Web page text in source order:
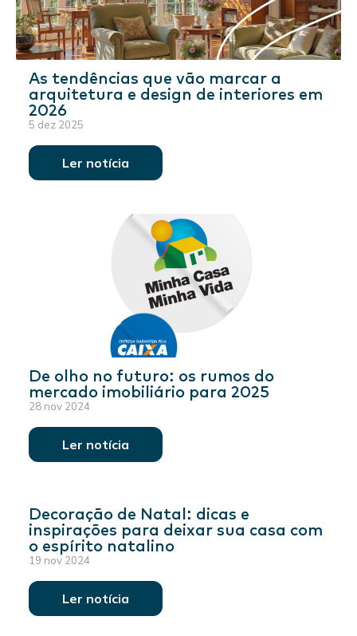
As tendências que vão marcar a
arquitetura e design de interiores em
2026
5 dez 2025
Ler notícia
De olho no futuro: os rumos do
mercado imobiliário para 2025
28 nov 2024
Ler notícia
Decoração de Natal: dicas e
inspirações para deixar sua casa com
o espírito natalino
19 nov 2024
Ler notícia